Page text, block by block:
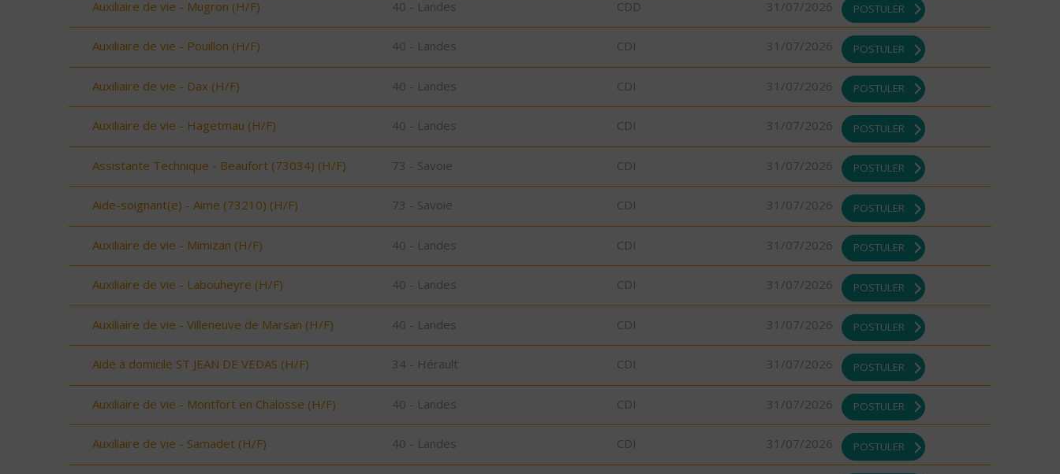
Auxiliaire de vie - Mugron (H/F) 40 - Landes CDD 31/07/2026 POSTULER
Auxiliaire de vie - Pouillon (H/F) 40 - Landes CDI 31/07/2026 POSTULER
Auxiliaire de vie - Dax (H/F) 40 - Landes CDI 31/07/2026 POSTULER
Auxiliaire de vie - Hagetmau (H/F) 40 - Landes CDI 31/07/2026 POSTULER
Assistante Technique - Beaufort (73034) (H/F) 73 - Savoie CDI 31/07/2026 POSTULER
Aide-soignant(e) - Aime (73210) (H/F) 73 - Savoie CDI 31/07/2026 POSTULER
Auxiliaire de vie - Mimizan (H/F) 40 - Landes CDI 31/07/2026 POSTULER
Auxiliaire de vie - Labouheyre (H/F) 40 - Landes CDI 31/07/2026 POSTULER
Auxiliaire de vie - Villeneuve de Marsan (H/F) 40 - Landes CDI 31/07/2026 POSTULER
Aide à domicile ST JEAN DE VEDAS (H/F) 34 - Hérault CDI 31/07/2026 POSTULER
Auxiliaire de vie - Montfort en Chalosse (H/F) 40 - Landes CDI 31/07/2026 POSTULER
Auxiliaire de vie - Samadet (H/F) 40 - Landes CDI 31/07/2026 POSTULER